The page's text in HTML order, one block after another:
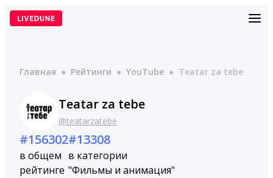
Перейти
Главная ● Рейтинги ● YouTube ● Teatar za tebe
Teatar za tebe
@teatarzatebe
#156302
в общем
рейтинге
#13308
в категории
"Фильмы и анимация"